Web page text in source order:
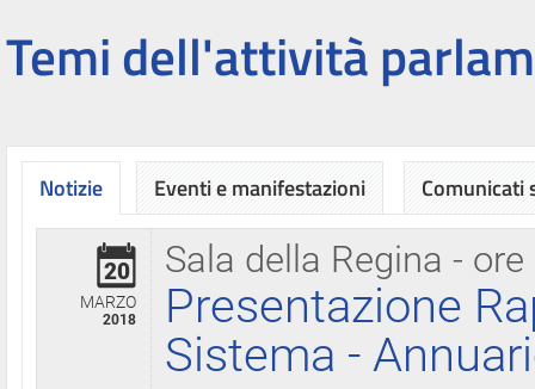
Temi dell'attività
Notizie
Sala della Regina - ore
20
MARZO
2018
Presentazione
Sistema -
Eventi e manifestazioni Comunicati